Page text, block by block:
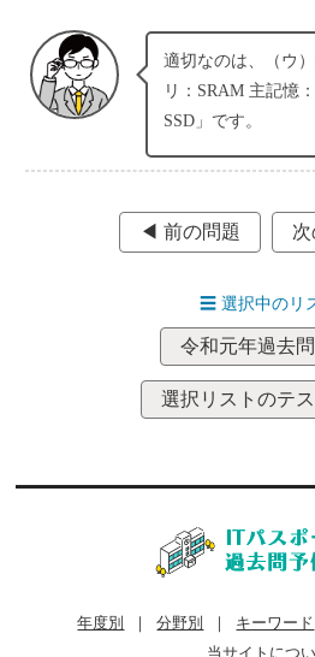
適切なのは、（ウ
リ：SRAM 主記憶
SSD」です。
◀︎ 前の問題
☰選択中のリ
令和元年過去
選択リストのテ
年度別 分野別 キーワード